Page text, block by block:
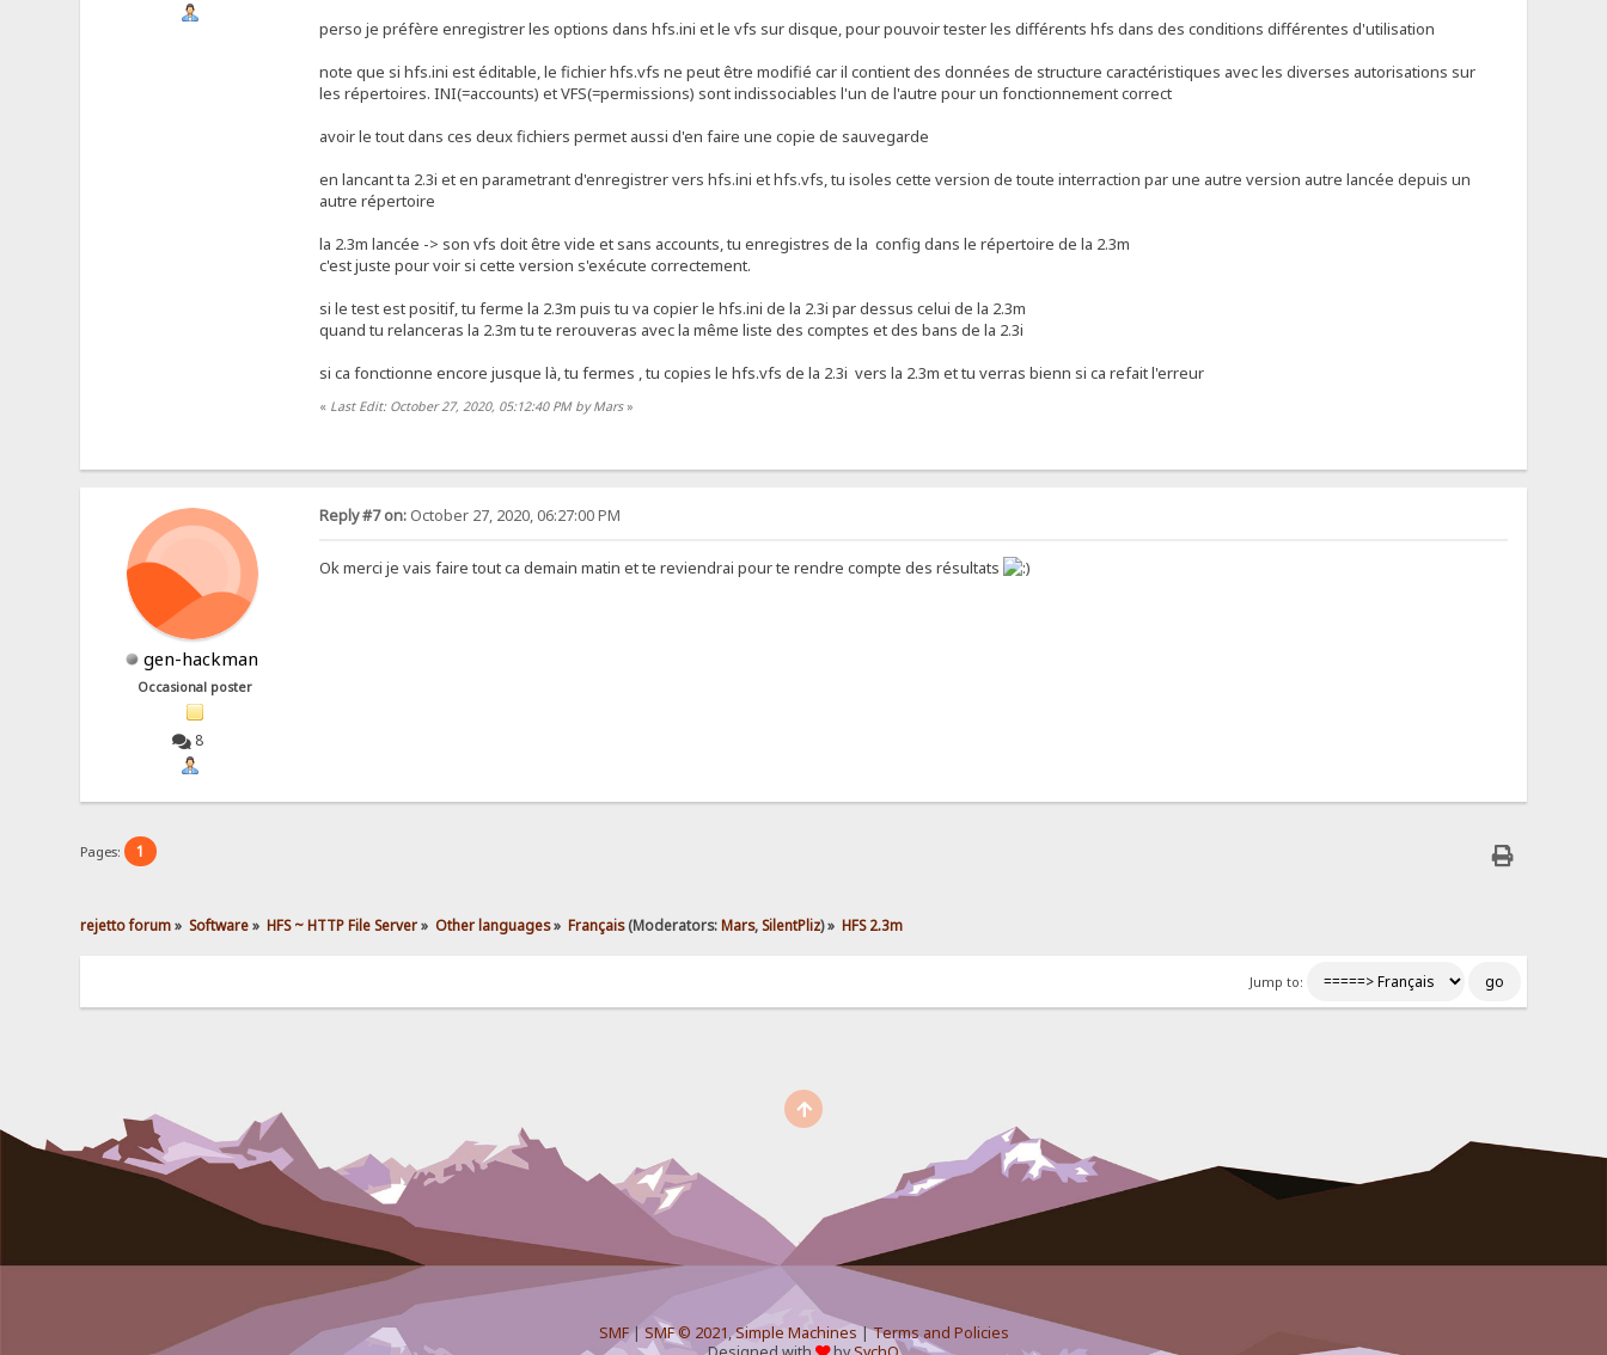
perso je préfère enregistrer les options dans hfs.ini et le vfs sur disque, pour pouvoir tester les différents hfs dans des conditions différentes d'utilisation
note que si hfs.ini est éditable, le fichier hfs.vfs ne peut être modifié car il contient des données de structure caractéristiques avec les diverses autorisations sur
les répertoires. INI(=accounts) et VFS(=permissions) sont indissociables l'un de l'autre pour un fonctionnement correct
avoir le tout dans ces deux fichiers permet aussi d'en faire une copie de sauvegarde
en lancant ta 2.3i et en parametrant d'enregistrer vers hfs.ini et hfs.vfs, tu isoles cette version de toute interraction par une autre version autre lancée depuis un
autre répertoire
la 2.3m lancée -> son vfs doit être vide et sans accounts, tu enregistres de la config dans le répertoire de la 2.3m
c'est juste pour voir si cette version s'exécute correctement.
si le test est positif, tu ferme la 2.3m puis tu va copier le hfs.ini de la 2.3i par dessus celui de la 2.3m
quand tu relanceras la 2.3m tu te rerouveras avec la même liste des comptes et des bans de la 2.3i
si ca fonctionne encore jusque là, tu fermes , tu copies le hfs.vfs de la 2.3i vers la 2.3m et tu verras bienn si ca refait l'erreur
« Last Edit: October 27, 2020, 05:12:40 PM by Mars»
gen-hackman
Occasional poster
8
Reply #7 on:October 27, 2020, 06:27:00 PM
Ok merci je vais faire tout ca demain matin et te reviendrai pour te rendre compte des résultats
Pages: 1
rejetto forum» Software» HFS ~ HTTP File Server» Other languages» Français(Moderators:Mars,SilentPliz) » HFS 2.3m
Jump to:
SMF| SMF © 2021,Simple Machines|Terms and Policies